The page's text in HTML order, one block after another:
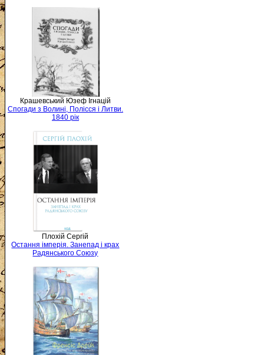
Крашевський Юзеф Ігнацій
Спогади з Волині, Полісся і Литви.
1840 рік
Плохій Сергій
Остання імперія. Занепад і крах
Радянського Союзу